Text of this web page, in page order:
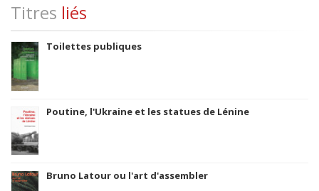
Titres liés
Toilettes publiques
Poutine, l'Ukraine et les statues de Lénine
Bruno Latour ou l'art d'assembler